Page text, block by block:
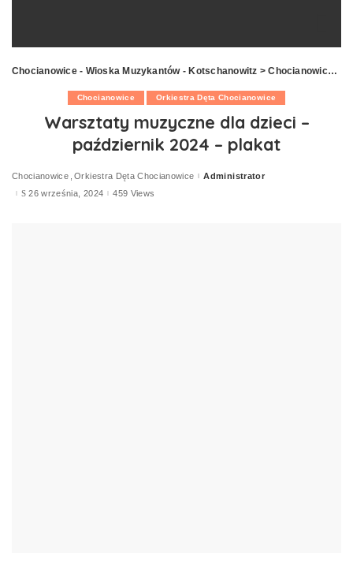
Chocianowice - Wioska Muzykantów - Kotschanowitz >Chocianowice >
Chocianowice Orkiestra Dęta Chocianowice
Warsztaty muzyczne dla dzieci –
październik 2024 – plakat
Chocianowice Orkiestra Dęta ChocianowicePosted
Administrator
26 września, 2024
459 Views